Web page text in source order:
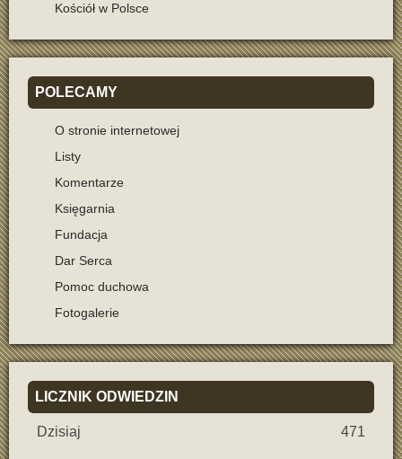
Kościół w Polsce
POLECAMY
O stronie internetowej
Listy
Komentarze
Księgarnia
Fundacja
Dar Serca
Pomoc duchowa
Fotogalerie
LICZNIK ODWIEDZIN
Dzisiaj 471